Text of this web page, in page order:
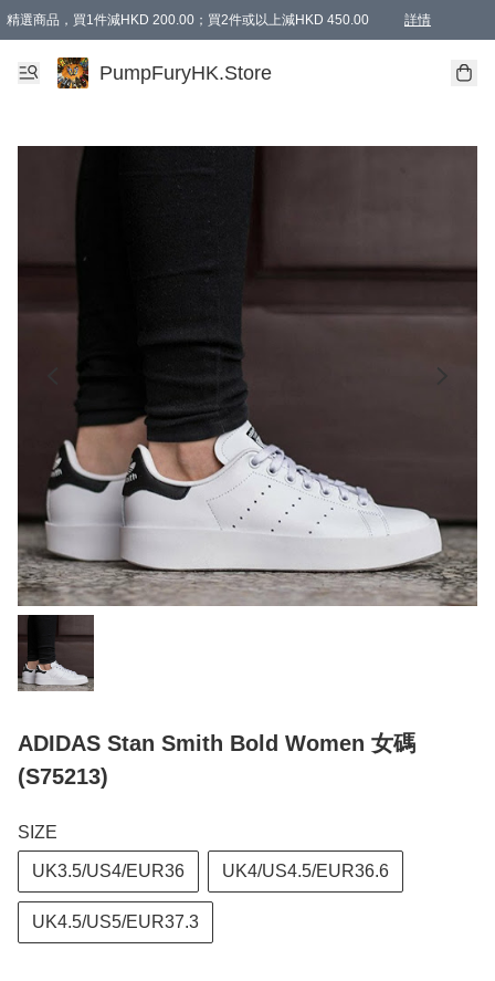
精選商品，買1件減HKD 200.00；買2件或以上減HKD 450.00 詳情
AAPE商品,會員專享9折或以上（按會員等級）AAPE products, members can
精選商品，任選買2件或以上減HKD 100.00
購物滿 HKD 800.00即享免運費優惠！（適用於 特定的送貨方式 )
PumpFuryHK.Store
ADIDAS Stan Smith Bold Women 女碼
(S75213)
SIZE
UK3.5/US4/EUR36 UK4/US4.5/EUR36.6
UK4.5/US5/EUR37.3